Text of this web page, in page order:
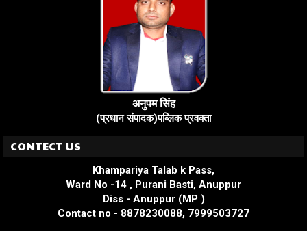
अनुपम सिंह
(प्रधान संपादक)पब्लिक प्रवक्ता
CONTECT US
Khampariya Talab k Pass,
Ward No -14 , Purani Basti, Anuppur
Diss - Anuppur (MP )
Contact no - 8878230088, 7999503727